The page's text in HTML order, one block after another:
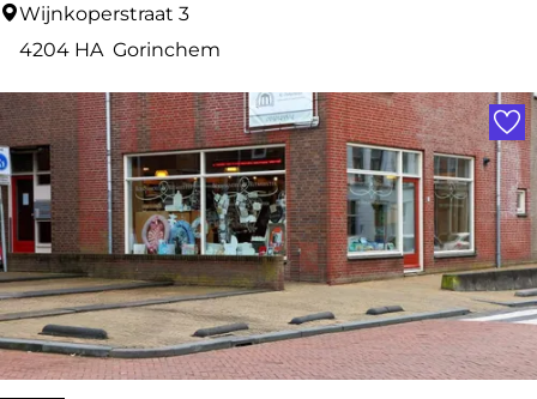
M
k
M
e
B
l
i
j
S
Wijnkoperstraat 3
4204 HA Gorinchem